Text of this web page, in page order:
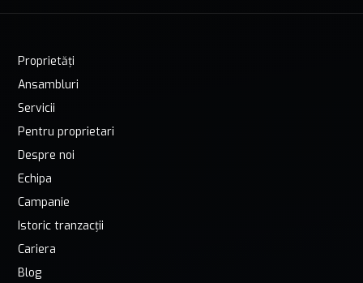
Proprietăți
Ansambluri
Servicii
Pentru proprietari
Despre noi
Echipa
Campanie
Istoric tranzacții
Cariera
Blog